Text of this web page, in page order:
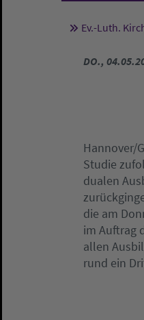
Sie
Ev.-Luth.
DO.,
Hannover/
Studie
dualen
die am
im Auftrag
allen
rund ein